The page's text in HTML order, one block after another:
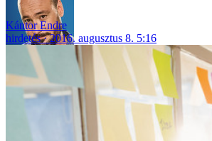
Kántor Endre
hirdetés
2016. augusztus 8. 5:16